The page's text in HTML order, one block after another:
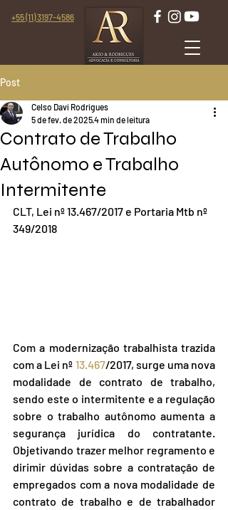
+55 (11) 3197-4586
Post
Contrato de Trabalho
Autônomo e Trabalho
Intermitente
Celso Daví Rodrigues
5 de fev. de 20254 min de leitura
CLT, Lei nº 13.467/2017 e Portaria Mtb nº
349/2018
Com a modernização trabalhista trazida
com a Lei nº 13.467/2017, surge uma nova
modalidade de contrato de trabalho,
sendo este o intermitente e a regulação
sobre o trabalho autônomo aumenta a
segurança jurídica do contratante.
Objetivando trazer melhor regramento e
dirimir dúvidas sobre a contratação de
empregados com a nova modalidade de
contrato de trabalho e de trabalhador